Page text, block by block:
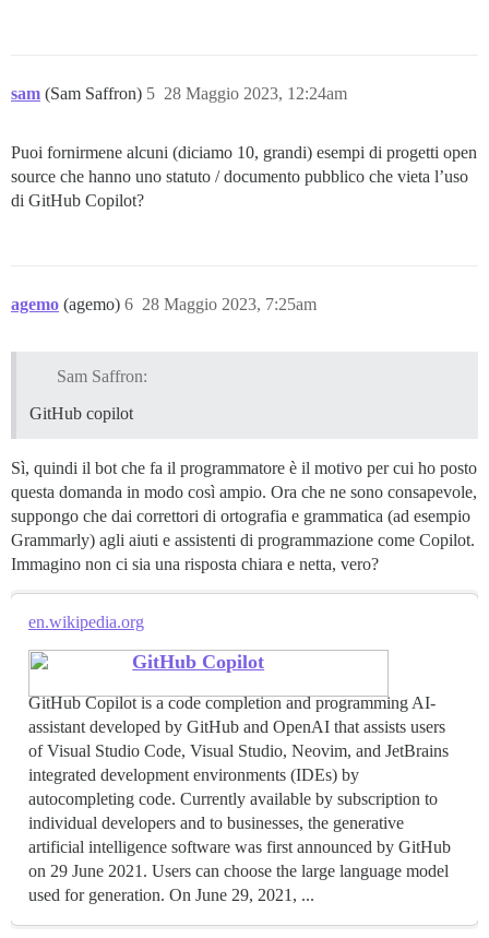
sam (Sam Saffron) 28 Maggio 2023, 12:24am
5
Puoi fornirmene alcuni (diciamo 10, grandi) esempi di progetti open
source che hanno uno statuto / documento pubblico che vieta l’uso
di GitHub Copilot?
agemo (agemo) 28 Maggio 2023, 7:25am
6
Sam Saffron:
GitHub copilot
Sì, quindi il bot che fa il programmatore è il motivo per cui ho posto
questa domanda in modo così ampio. Ora che ne sono consapevole,
suppongo che dai correttori di ortografia e grammatica (ad esempio
Grammarly) agli aiuti e assistenti di programmazione come Copilot.
Immagino non ci sia una risposta chiara e netta, vero?
en.wikipedia.org
GitHub Copilot
GitHub Copilot is a code completion and programming AI-
assistant developed by GitHub and OpenAI that assists users
of Visual Studio Code, Visual Studio, Neovim, and JetBrains
integrated development environments (IDEs) by
autocompleting code. Currently available by subscription to
individual developers and to businesses, the generative
artificial intelligence software was first announced by GitHub
on 29 June 2021. Users can choose the large language model
used for generation. On June 29, 2021, ...